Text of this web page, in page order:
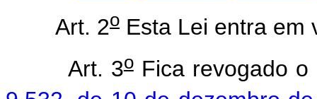
Art. 2o Esta Lei entra em
Art. 3oFica revogado o